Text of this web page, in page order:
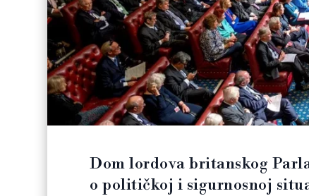
Dom lordova britanskog
o političkoj i sigurnosnoj